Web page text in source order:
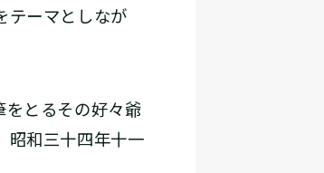
テーマとしなが
をとるその好々爺
昭和三十四年十一